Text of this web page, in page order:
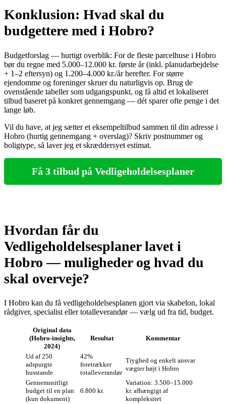
Konklusion: Hvad skal du
budgettere med i Hobro?
Budgetforslag — hurtigt overblik: For de fleste parcelhuse i Hobro
bør du regne med 5.000–12.000 kr. første år (inkl. planudarbejdelse
+ 1–2 eftersyn) og 1.200–4.000 kr./år herefter. For større
ejendomme og foreninger skruer du naturligvis op. Brug de
ovenstående tabeller som udgangspunkt, og få altid et lokaliseret
tilbud baseret på konkret gennemgang — dét sparer ofte penge i det
lange løb.
Vil du have, at jeg sætter et eksempeltilbud sammen til din adresse i
Hobro (hurtig gennemgang + overslag)? Skriv postnummer og
boligtype, så laver jeg et skræddersyet estimat.
Få 3 tilbud på Vedligeholdelsesplaner
Hvordan får du
Vedligeholdelsesplaner lavet i
Hobro — muligheder og hvad du
skal overveje?
I Hobro kan du få vedligeholdelsesplanen gjort via skabelon, lokal
rådgiver, specialist eller totalleverandør — vælg ud fra tid, budget.
Original data
(Hobro‑insights,
2024)
Resultat Kommentar
Ud af 250
adspurgte
husstande
42%
foretrækker
totalleverandør
Tryghed og enkelt ansvar
vægter højt i Hobro
Gennemsnitligt
budget til en plan
(kun dokument)
6.800 kr.
Variation: 3.500–15.000
kr. afhængigt af
kompleksitet